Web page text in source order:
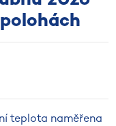
teplota naměřena